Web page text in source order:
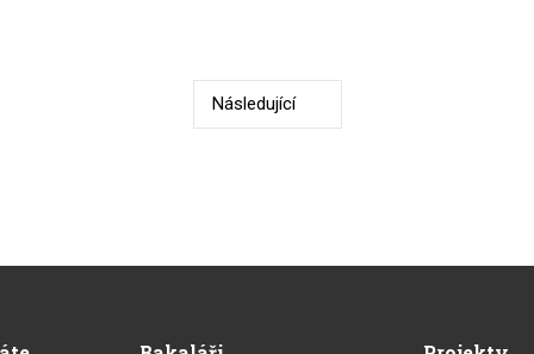
Předchozí
Následující